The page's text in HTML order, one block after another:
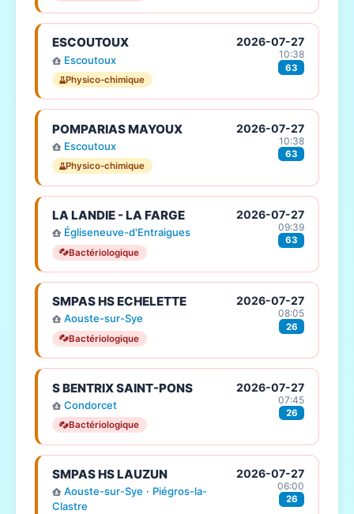
ESCOUTOUX
Escoutoux
Physico-chimique
2026-07-27
10:38
63
POMPARIAS MAYOUX
Escoutoux
Physico-chimique
2026-07-27
10:38
63
LA LANDIE - LA FARGE
Égliseneuve-d'Entraigues
Bactériologique
2026-07-27
09:39
63
SMPAS HS ECHELETTE
Aouste-sur-Sye
Bactériologique
2026-07-27
08:05
26
S BENTRIX SAINT-PONS
Condorcet
Bactériologique
2026-07-27
07:45
26
SMPAS HS LAUZUN
Aouste-sur-Sye · Piégros-la-
Clastre
2026-07-27
06:00
26